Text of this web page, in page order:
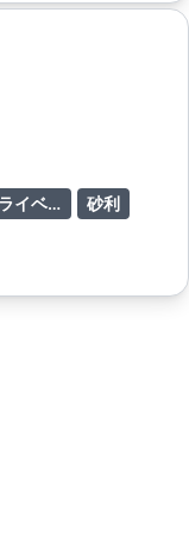
キャンプ場利用者専用（全サイト柵付きプライベートドッグラン）
砂利